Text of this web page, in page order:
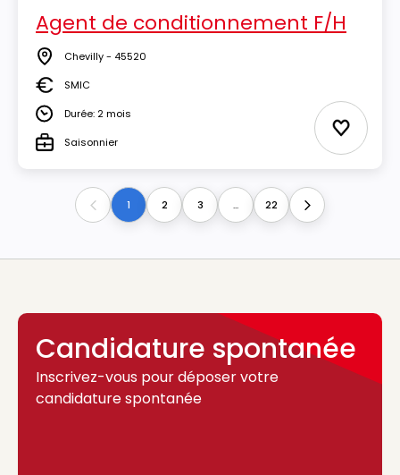
Agent de conditionnement F/H
Lieu Chevilly - 45520
Salaire
SMIC
DuréeDurée: 2 mois
TypeSaisonnier Ajouter
Previous1 2 3 ... 22 Next
Candidature spontanée
Inscrivez-vous pour déposer votre
candidature spontanée